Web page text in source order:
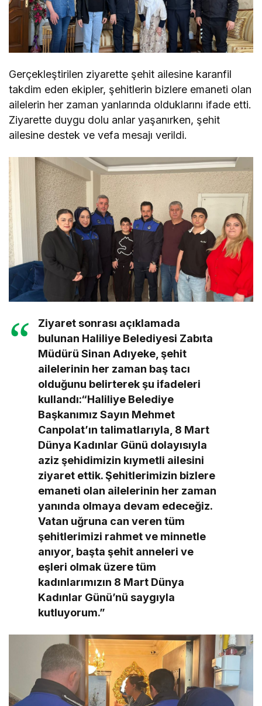
Gerçekleştirilen ziyarette şehit ailesine karanfil
takdim eden ekipler, şehitlerin bizlere emaneti olan
ailelerin her zaman yanlarında olduklarını ifade etti.
Ziyarette duygu dolu anlar yaşanırken, şehit
ailesine destek ve vefa mesajı verildi.
Ziyaret sonrası açıklamada
bulunan Haliliye Belediyesi Zabıta
Müdürü Sinan Adıyeke, şehit
ailelerinin her zaman baş tacı
olduğunu belirterek şu ifadeleri
kullandı:“Haliliye Belediye
Başkanımız Sayın Mehmet
Canpolat’ın talimatlarıyla, 8 Mart
Dünya Kadınlar Günü dolayısıyla
aziz şehidimizin kıymetli ailesini
ziyaret ettik. Şehitlerimizin bizlere
emaneti olan ailelerinin her zaman
yanında olmaya devam edeceğiz.
Vatan uğruna can veren tüm
şehitlerimizi rahmet ve minnetle
anıyor, başta şehit anneleri ve
eşleri olmak üzere tüm
kadınlarımızın 8 Mart Dünya
Kadınlar Günü’nü saygıyla
kutluyorum.”